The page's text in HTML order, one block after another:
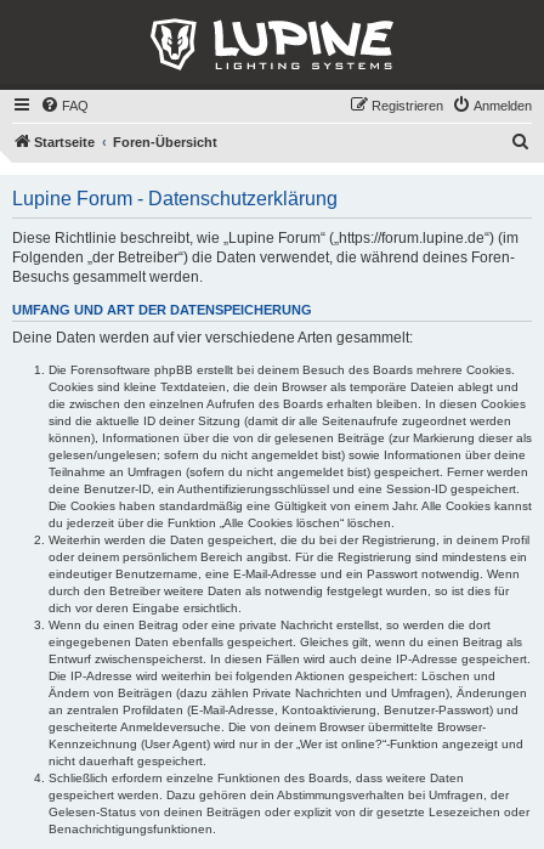
FAQ Anmelden
Registrieren
Startseite Foren-Übersicht
Lupine Forum - Datenschutzerklärung
Diese Richtlinie beschreibt, wie „Lupine Forum“ („https://forum.lupine.de“) (im
Folgenden „der Betreiber“) die Daten verwendet, die während deines Foren-
Besuchs gesammelt werden.
UMFANG UND ART DER DATENSPEICHERUNG
Deine Daten werden auf vier verschiedene Arten gesammelt:
Die Forensoftware phpBB erstellt bei deinem Besuch des Boards mehrere Cookies.
Cookies sind kleine Textdateien, die dein Browser als temporäre Dateien ablegt und
die zwischen den einzelnen Aufrufen des Boards erhalten bleiben. In diesen Cookies
sind die aktuelle ID deiner Sitzung (damit dir alle Seitenaufrufe zugeordnet werden
können), Informationen über die von dir gelesenen Beiträge (zur Markierung dieser als
gelesen/ungelesen; sofern du nicht angemeldet bist) sowie Informationen über deine
Teilnahme an Umfragen (sofern du nicht angemeldet bist) gespeichert. Ferner werden
deine Benutzer-ID, ein Authentifizierungsschlüssel und eine Session-ID gespeichert.
Die Cookies haben standardmäßig eine Gültigkeit von einem Jahr. Alle Cookies kannst
du jederzeit über die Funktion „Alle Cookies löschen“ löschen.
Weiterhin werden die Daten gespeichert, die du bei der Registrierung, in deinem Profil
oder deinem persönlichem Bereich angibst. Für die Registrierung sind mindestens ein
eindeutiger Benutzername, eine E-Mail-Adresse und ein Passwort notwendig. Wenn
durch den Betreiber weitere Daten als notwendig festgelegt wurden, so ist dies für
dich vor deren Eingabe ersichtlich.
Wenn du einen Beitrag oder eine private Nachricht erstellst, so werden die dort
eingegebenen Daten ebenfalls gespeichert. Gleiches gilt, wenn du einen Beitrag als
Entwurf zwischenspeicherst. In diesen Fällen wird auch deine IP-Adresse gespeichert.
Die IP-Adresse wird weiterhin bei folgenden Aktionen gespeichert: Löschen und
Ändern von Beiträgen (dazu zählen Private Nachrichten und Umfragen), Änderungen
an zentralen Profildaten (E-Mail-Adresse, Kontoaktivierung, Benutzer-Passwort) und
gescheiterte Anmeldeversuche. Die von deinem Browser übermittelte Browser-
Kennzeichnung (User Agent) wird nur in der „Wer ist online?“-Funktion angezeigt und
nicht dauerhaft gespeichert.
Schließlich erfordern einzelne Funktionen des Boards, dass weitere Daten
gespeichert werden. Dazu gehören dein Abstimmungsverhalten bei Umfragen, der
Gelesen-Status von deinen Beiträgen oder explizit von dir gesetzte Lesezeichen oder
Benachrichtigungsfunktionen.